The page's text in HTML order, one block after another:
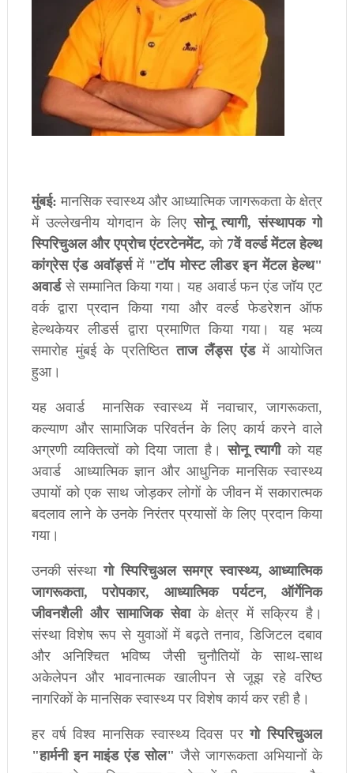
मुंबई: मानसिक स्वास्थ्य और आध्यात्मिक जागरूकता के क्षेत्र
में उल्लेखनीय योगदान के लिए सोनू त्यागी,संस्थापक गो
स्पिरिचुअल और एप्रोच एंटरटेनमेंट, को 7वें वर्ल्ड मेंटल हेल्थ
कांग्रेस एंड अवॉर्ड्स में "टॉप मोस्ट लीडर इन मेंटल हेल्थ"
अवार्ड से सम्मानित किया गया। यह अवार्ड फन एंड जॉय एट
वर्क द्वारा प्रदान किया गया और वर्ल्ड फेडरेशन ऑफ
हेल्थकेयर लीडर्स द्वारा प्रमाणित किया गया। यह भव्य
समारोह मुंबई के प्रतिष्ठित ताज लैंड्स एंड में आयोजित
हुआ।
यह अवार्ड मानसिक स्वास्थ्य में नवाचार,जागरूकता,
कल्याण और सामाजिक परिवर्तन के लिए कार्य करने वाले
अग्रणी व्यक्तित्वों को दिया जाता है। सोनू त्यागी को यह
अवार्ड
आध्यात्मिक ज्ञान और आधुनिक मानसिक स्वास्थ्य
उपायों को एक साथ जोड़कर लोगों के जीवन में सकारात्मक
बदलाव लाने के उनके निरंतर प्रयासों के लिए प्रदान किया
गया।
उनकी संस्था गो स्पिरिचुअल समग्र स्वास्थ्य,आध्यात्मिक
जागरूकता,परोपकार, आध्यात्मिक पर्यटन,ऑर्गेनिक
जीवनशैली और सामाजिक सेवा के क्षेत्र में सक्रिय है।
संस्था विशेष रूप से युवाओं में बढ़ते तनाव,डिजिटल दबाव
और
अनिश्चित भविष्य जैसी चुनौतियों के साथ-साथ
अकेलेपन और भावनात्मक खालीपन से जूझ रहे वरिष्ठ
नागरिकों के मानसिक स्वास्थ्य पर विशेष कार्य कर रही है।
हर वर्ष विश्व मानसिक स्वास्थ्य दिवस पर गो स्पिरिचुअल
"हार्मनी इन माइंड एंड सोल" जैसे जागरूकता अभियानों के